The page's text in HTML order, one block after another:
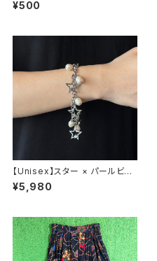
¥500
【Unisex】スター × パールビー
ズ チャーム チェーン ブレスレッ
ト / 古着 アクセサリー N1109
¥5,980